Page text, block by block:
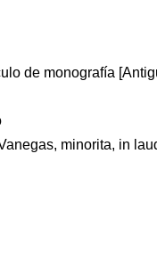
de monografía
minorita, in